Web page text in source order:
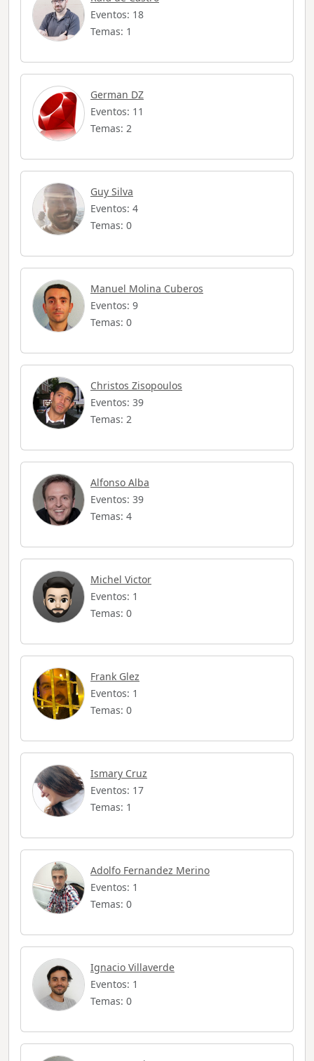
Eventos: 18
Temas: 1
German DZ
Eventos: 11
Temas: 2
Guy Silva
Eventos: 4
Temas: 0
Manuel Molina Cuberos
Eventos: 9
Temas: 0
Christos Zisopoulos
Eventos: 39
Temas: 2
Alfonso Alba
Eventos: 39
Temas: 4
Michel Victor
Eventos: 1
Temas: 0
Frank Glez
Eventos: 1
Temas: 0
Ismary Cruz
Eventos: 17
Temas: 1
Adolfo Fernandez Merino
Eventos: 1
Temas: 0
Ignacio Villaverde
Eventos: 1
Temas: 0